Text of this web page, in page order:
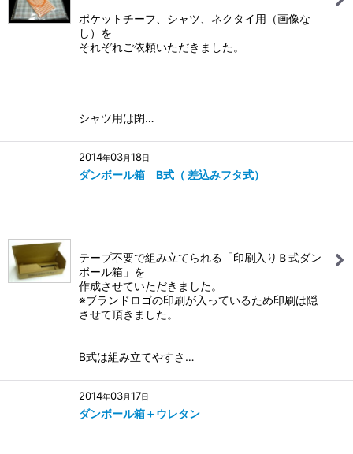
ポケットチーフ、シャツ、ネクタイ用（画像な
し）を
それぞれご依頼いただきました。
シャツ用は閉…
2014年03月18日
ダンボール箱 B式（ 差込みフタ式）
テープ不要で組み立てられる「印刷入りＢ式ダン
ボール箱」を
作成させていただきました。
※ブランドロゴの印刷が入っているため印刷は隠
させて頂きました。
B式は組み立てやすさ…
2014年03月17日
ダンボール箱＋ウレタン